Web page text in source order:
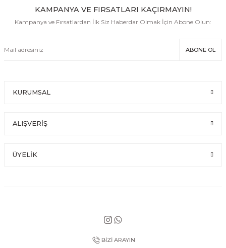
KAMPANYA VE FIRSATLARI KAÇIRMAYIN!
Kampanya ve Fırsatlardan İlk Siz Haberdar Olmak İçin Abone Olun:
ABONE OL
KURUMSAL
ALIŞVERİŞ
ÜYELİK
BİZİ ARAYIN